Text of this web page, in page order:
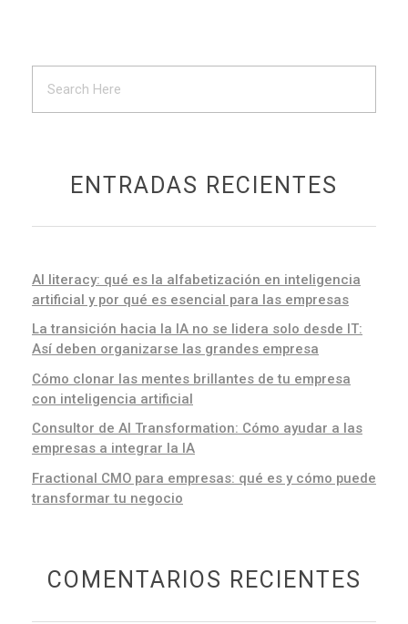
ENTRADAS RECIENTES
AI literacy: qué es la alfabetización en inteligencia
artificial y por qué es esencial para las empresas
La transición hacia la IA no se lidera solo desde IT:
Así deben organizarse las grandes empresa
Cómo clonar las mentes brillantes de tu empresa
con inteligencia artificial
Consultor de AI Transformation: Cómo ayudar a las
empresas a integrar la IA
Fractional CMO para empresas: qué es y cómo puede
transformar tu negocio
COMENTARIOS RECIENTES